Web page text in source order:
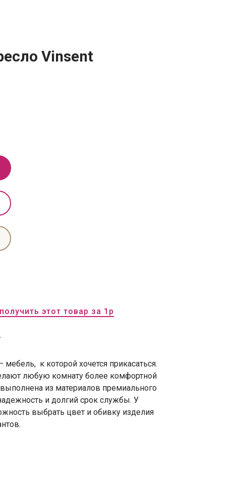
Vinsent
этот товар за 1р
к которой хочется прикасаться.
любую комнату более комфортной
из материалов премиального
и долгий срок службы. У
выбрать цвет и обивку изделия